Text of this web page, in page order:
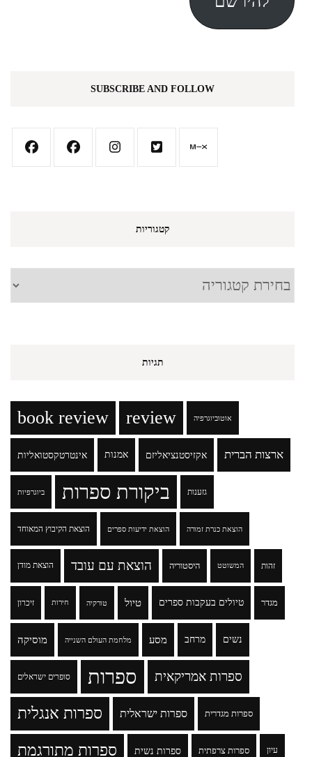
SUBSCRIBE AND FOLLOW
קטגוריות
קטגוריות
תגיות
book review review אוטוביוגרפיה
אינטרטקסטואליות אמנות אקזיסטנציאליזם ארצות הברית
ביוגרפיות ביקורת ספרות גזענות
הוצאת הקיבוץ המאוחד הוצאת ידיעות ספרים הוצאת כנרת זמורה
הוצאת מודן הוצאת עם עובד היסטוריה המשוטט זהות
זיכרון חירות טורקיה טיול טיולים בעקבות ספרים מגדר
מוסיקה מלחמת העולם השנייה מסע מרחב נשים
סופרים ישראלים ספרות ספרות אמריקאית
ספרות אנגלית ספרות ישראלית ספרות מגדרית
ספרות מתורגמת ספרות נשית ספרות צרפתית עיון